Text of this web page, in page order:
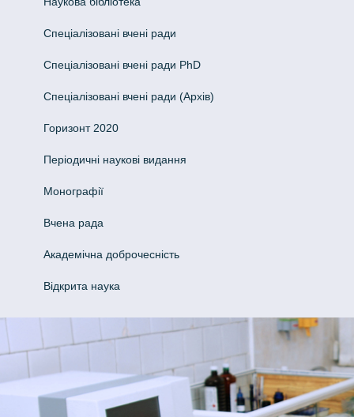
Спеціалізовані вчені ради
Спеціалізовані вчені ради PhD
Спеціалізовані вчені ради (Архів)
Горизонт 2020
Періодичні наукові видання
Монографії
Вчена рада
Академічна доброчесність
Відкрита наука